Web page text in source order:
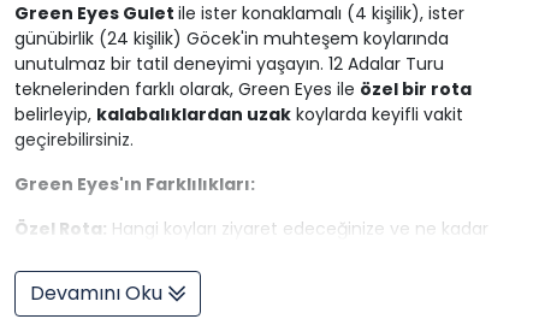
Green Eyes Gulet ile ister konaklamalı (4 kişilik), ister
günübirlik (24 kişilik) Göcek'in muhteşem koylarında
unutulmaz bir tatil deneyimi yaşayın. 12 Adalar Turu
teknelerinden farklı olarak, Green Eyes ile özel bir rota
belirleyip, kalabalıklardan uzak koylarda keyifli vakit
geçirebilirsiniz.
Green Eyes'ın Farklılıkları:
Özel Rota: Hangi koyları ziyaret edeceğinize ve ne kadar
Rahatlık:24 kişilik masa ve koltuk takımı, güneşlenme
alanları ve minderleri ile konforlu bir ortam sunar.
Devamını Oku